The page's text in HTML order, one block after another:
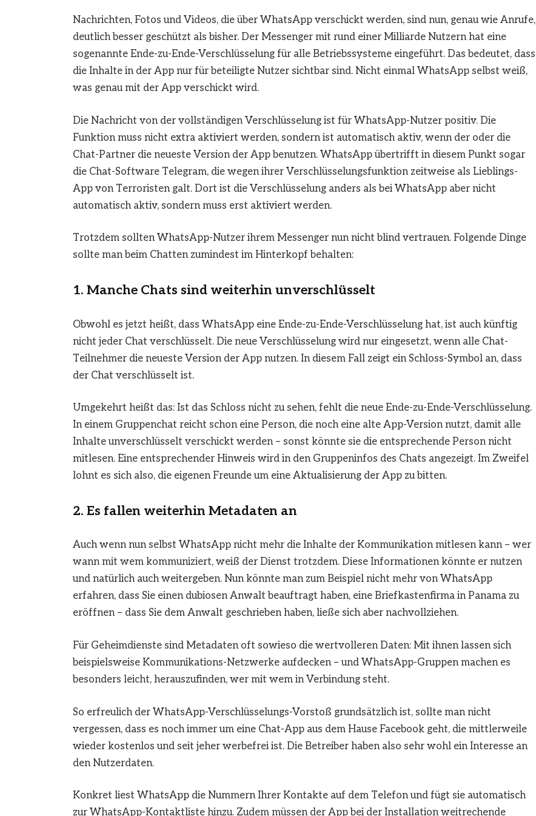
Nachrichten, Fotos und Videos, die über WhatsApp verschickt werden, sind nun, genau wie Anrufe,
deutlich besser geschützt als bisher. Der Messenger mit rund einer Milliarde Nutzern hat eine
sogenannte Ende-zu-Ende-Verschlüsselung für alle Betriebssysteme eingeführt. Das bedeutet, dass
die Inhalte in der App nur für beteiligte Nutzer sichtbar sind. Nicht einmal WhatsApp selbst weiß,
was genau mit der App verschickt wird.
Die Nachricht von der vollständigen Verschlüsselung ist für WhatsApp-Nutzer positiv. Die
Funktion muss nicht extra aktiviert werden, sondern ist automatisch aktiv, wenn der oder die
Chat-Partner die neueste Version der App benutzen. WhatsApp übertrifft in diesem Punkt sogar
die Chat-Software Telegram, die wegen ihrer Verschlüsselungsfunktion zeitweise als Lieblings-
App von Terroristen galt. Dort ist die Verschlüsselung anders als bei WhatsApp aber nicht
automatisch aktiv, sondern muss erst aktiviert werden.
Trotzdem sollten WhatsApp-Nutzer ihrem Messenger nun nicht blind vertrauen. Folgende Dinge
sollte man beim Chatten zumindest im Hinterkopf behalten:
1. Manche Chats sind weiterhin unverschlüsselt
Obwohl es jetzt heißt, dass WhatsApp eine Ende-zu-Ende-Verschlüsselung hat, ist auch künftig
nicht jeder Chat verschlüsselt. Die neue Verschlüsselung wird nur eingesetzt, wenn alle Chat-
Teilnehmer die neueste Version der App nutzen. In diesem Fall zeigt ein Schloss-Symbol an, dass
der Chat verschlüsselt ist.
Umgekehrt heißt das: Ist das Schloss nicht zu sehen, fehlt die neue Ende-zu-Ende-Verschlüsselung.
In einem Gruppenchat reicht schon eine Person, die noch eine alte App-Version nutzt, damit alle
Inhalte unverschlüsselt verschickt werden – sonst könnte sie die entsprechende Person nicht
mitlesen. Eine entsprechender Hinweis wird in den Gruppeninfos des Chats angezeigt. Im Zweifel
lohnt es sich also, die eigenen Freunde um eine Aktualisierung der App zu bitten.
2. Es fallen weiterhin Metadaten an
Auch wenn nun selbst WhatsApp nicht mehr die Inhalte der Kommunikation mitlesen kann – wer
wann mit wem kommuniziert, weiß der Dienst trotzdem. Diese Informationen könnte er nutzen
und natürlich auch weitergeben. Nun könnte man zum Beispiel nicht mehr von WhatsApp
erfahren, dass Sie einen dubiosen Anwalt beauftragt haben, eine Briefkastenfirma in Panama zu
eröffnen – dass Sie dem Anwalt geschrieben haben, ließe sich aber nachvollziehen.
Für Geheimdienste sind Metadaten oft sowieso die wertvolleren Daten: Mit ihnen lassen sich
beispielsweise Kommunikations-Netzwerke aufdecken – und WhatsApp-Gruppen machen es
besonders leicht, herauszufinden, wer mit wem in Verbindung steht.
So erfreulich der WhatsApp-Verschlüsselungs-Vorstoß grundsätzlich ist, sollte man nicht
vergessen, dass es noch immer um eine Chat-App aus dem Hause Facebook geht, die mittlerweile
wieder kostenlos und seit jeher werbefrei ist. Die Betreiber haben also sehr wohl ein Interesse an
den Nutzerdaten.
Konkret liest WhatsApp die Nummern Ihrer Kontakte auf dem Telefon und fügt sie automatisch
zur WhatsApp-Kontaktliste hinzu. Zudem müssen der App bei der Installation weitrechende